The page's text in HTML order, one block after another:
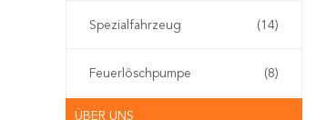
Spezialfahrzeug (14)
Feuerlöschpumpe (8)
ÜBER UNS